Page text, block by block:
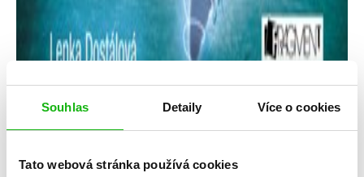
Souhlas Detaily Více o cookies
Tato webová stránka používá cookies